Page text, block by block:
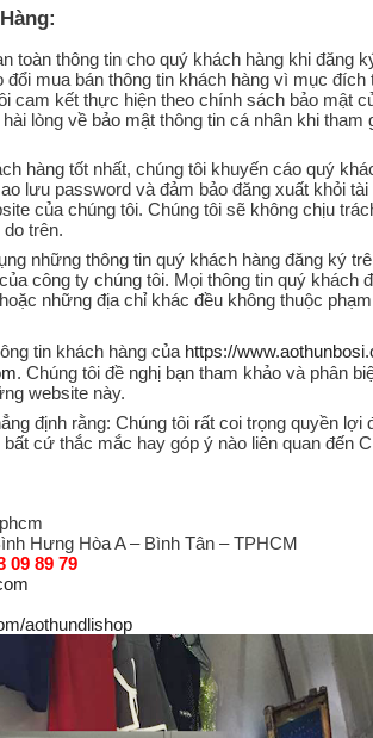
toàn thông tin cho quý khách hàng khi đăng
đổi mua bán thông tin khách hàng vì mục
cam kết thực hiện theo chính sách bảo mật
lòng về bảo mật thông tin cá nhân khi
hàng tốt nhất, chúng tôi khuyến cáo quý
lưu password và đảm bảo đăng xuất khỏi
của chúng tôi. Chúng tôi sẽ không chịu
trên.
những thông tin quý khách hàng đăng ký
của công ty chúng tôi. Mọi thông tin quý khách
những địa chỉ khác đều không thuộc
tin khách hàng của https://
. Chúng tôi đề nghị bạn tham khảo và phân
website này.
định rằng: Chúng tôi rất coi trọng quyền
cứ thắc mắc hay góp ý nào liên quan đến
Hưng Hòa A – Bình Tân – TPHCM
09 89 79
aothundlishop